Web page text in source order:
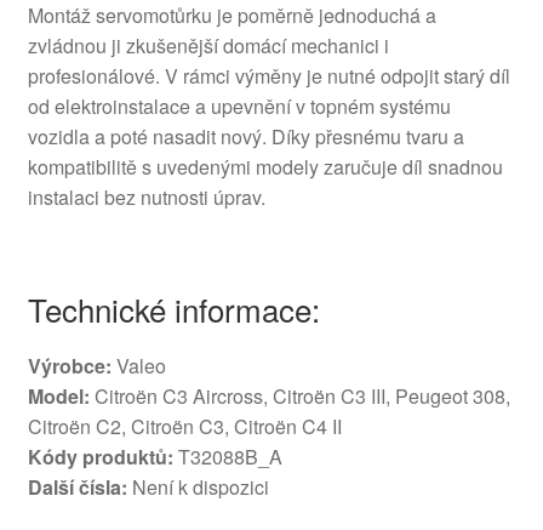
Montáž servomotůrku je poměrně jednoduchá a
zvládnou ji zkušenější domácí mechanici i
profesionálové. V rámci výměny je nutné odpojit starý díl
od elektroinstalace a upevnění v topném systému
vozidla a poté nasadit nový. Díky přesnému tvaru a
kompatibilitě s uvedenými modely zaručuje díl snadnou
instalaci bez nutnosti úprav.
Technické informace:
Výrobce: Valeo
Model: Citroën C3 Aircross, Citroën C3 III, Peugeot 308,
Citroën C2, Citroën C3, Citroën C4 II
Kódy produktů: T32088B_A
Další čísla: Není k dispozici